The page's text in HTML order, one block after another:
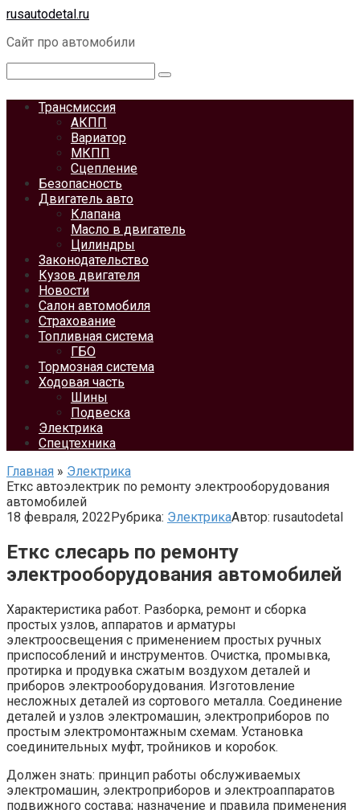
Перейти
контенту
rusautodetal.ru
Сайт про автомобили
Трансмиссия
АКПП
Вариатор
МКПП
Сцепление
Безопасность
Двигатель авто
Клапана
Масло в двигатель
Цилиндры
Законодательство
Кузов двигателя
Новости
Салон автомобиля
Страхование
Топливная система
ГБО
Тормозная система
Ходовая часть
Шины
Подвеска
Электрика
Спецтехника
Главная » Электрика
Еткс автоэлектрик по ремонту электрооборудования
автомобилей
18 февраля, 2022Рубрика: ЭлектрикаАвтор: rusautodetal
Еткс слесарь по ремонту
электрооборудования автомобилей
Характеристика работ. Разборка, ремонт и сборка
простых узлов, аппаратов и арматуры
электроосвещения с применением простых ручных
приспособлений и инструментов. Очистка, промывка,
протирка и продувка сжатым воздухом деталей и
приборов электрооборудования. Изготовление
несложных деталей из сортового металла. Соединение
деталей и узлов электромашин, электроприборов по
простым электромонтажным схемам. Установка
соединительных муфт, тройников и коробок.
Должен знать: принцип работы обслуживаемых
электромашин, электроприборов и электроаппаратов
подвижного состава; назначение и правила применения